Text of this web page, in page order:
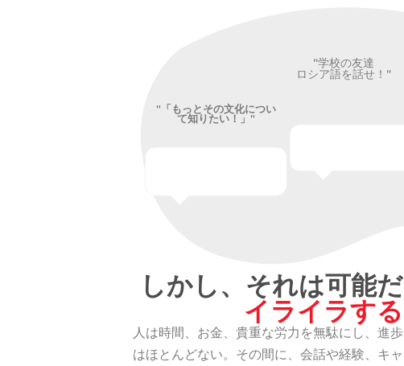
"「もっとその文化につい
て知りたい！」"
"学校の友達
ロシア語を話せ！"
しかし、それは可能だ
イライラする
人は時間、お金、貴重な労力を無駄にし、進歩
はほとんどない。その間に、会話や経験、キャ